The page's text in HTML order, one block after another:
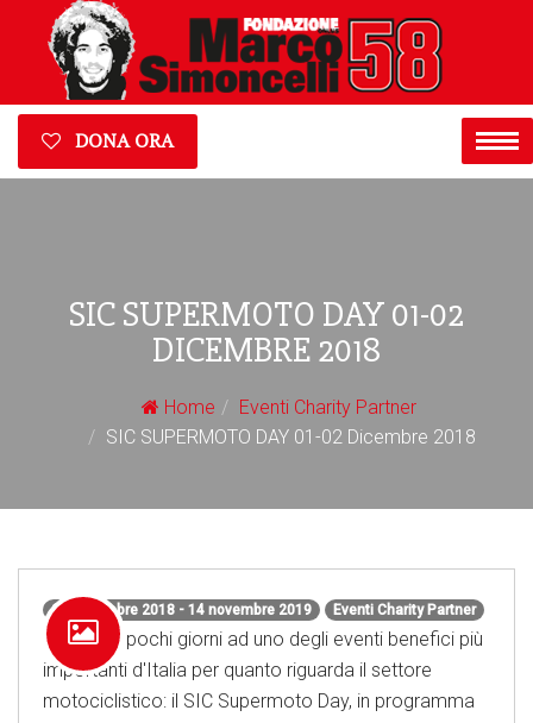
DONA ORA
SIC SUPERMOTO DAY 01-02
DICEMBRE 2018
Home
Eventi Charity Partner
SIC SUPERMOTO DAY 01-02 Dicembre 2018
29 novembre 2018 - 14 novembre 2019 Eventi Charity Partner
Mancano pochi giorni ad uno degli eventi benefici più
importanti d'Italia per quanto riguarda il settore
motociclistico: il SIC Supermoto Day, in programma